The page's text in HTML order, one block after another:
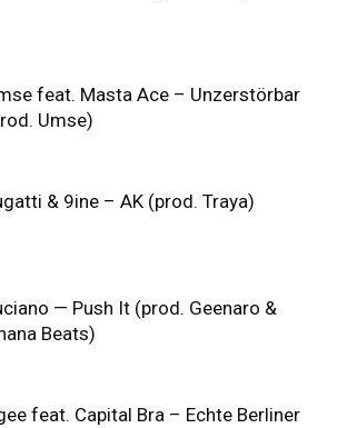
feat. Masta Ace – Unzerstörbar
Umse)
& 9ine – AK (prod. Traya)
— Push It (prod. Geenaro &
Beats)
feat. Capital Bra – Echte Berliner